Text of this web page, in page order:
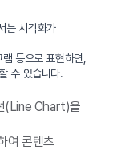
는 시각화가
등으로 표현하면,
수 있습니다.
(Line Chart)을
여 콘텐츠